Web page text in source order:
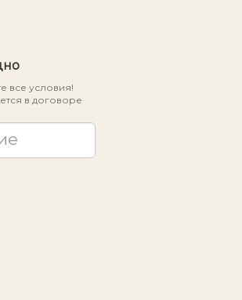
все условия!
в договоре